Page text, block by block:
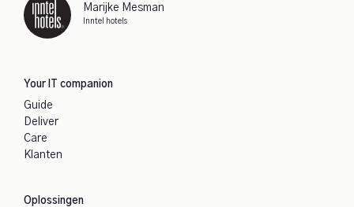
Marijke Mesman
Inntel hotels
Your IT companion
Guide
Deliver
Care
Klanten
Oplossingen